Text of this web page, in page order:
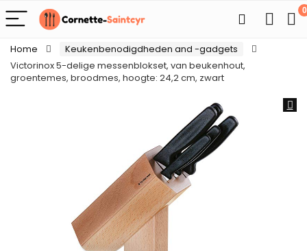
0
Home
Keukenbenodigdheden and -gadgets
Victorinox 5-delige messenblokset, van beukenhout,
groentemes, broodmes, hoogte: 24,2 cm, zwart